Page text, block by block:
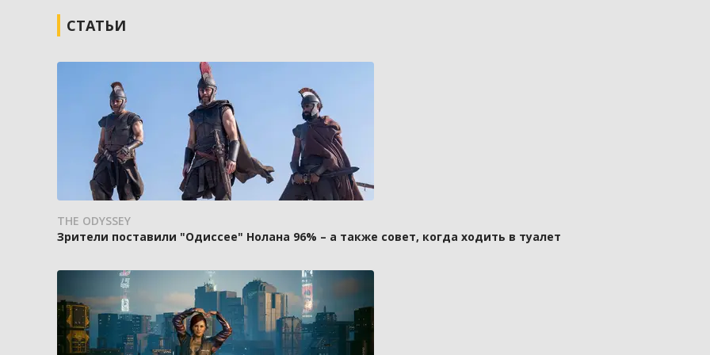
СТАТЬИ
THE ODYSSEY
Зрители поставили "Одиссее" Нолана 96% – а также совет, когда ходить в туалет